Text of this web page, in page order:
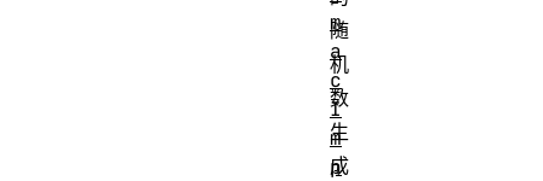
随
机
数
生
成
m
a
c
I
m
p